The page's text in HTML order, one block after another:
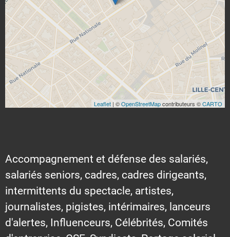
Leaflet | ©OpenStreetMapcontributeurs ©CARTO
Accompagnement et défense des salariés,
salariés seniors, cadres, cadres dirigeants,
intermittents du spectacle, artistes,
journalistes, pigistes, intérimaires, lanceurs
d'alertes, Influenceurs, Célébrités, Comités